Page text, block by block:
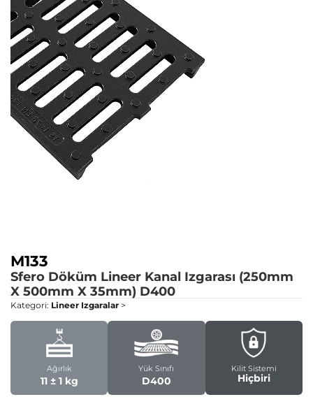
M133
Sfero Döküm Lineer Kanal Izgarası (250mm
X 500mm X 35mm) D400
Kategori: Lineer Izgaralar >
Ağırlık
11 ± 1 kg
Yük Sınıfı
D400
Kilit Sistemi
Hiçbiri